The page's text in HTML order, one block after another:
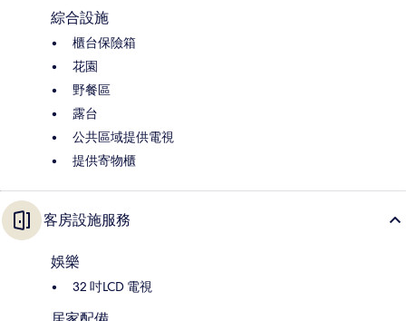
綜合設施
櫃台保險箱
花園
野餐區
露台
公共區域提供電視
提供寄物櫃
客房設施服務
娛樂
32 吋LCD 電視